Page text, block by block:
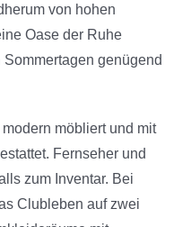
von hohen
Oase der Ruhe
genügend
möbliert und mit
Fernseher und
zum Inventar. Bei
Clubleben auf zwei